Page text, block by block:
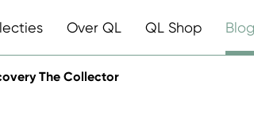
Over QL QL Shop
The Collector